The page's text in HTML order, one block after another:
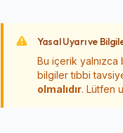
Yasal Uyarı ve
Bu içerik yalnızca
bilgiler tıbbi
olmalıdır. Lütfen